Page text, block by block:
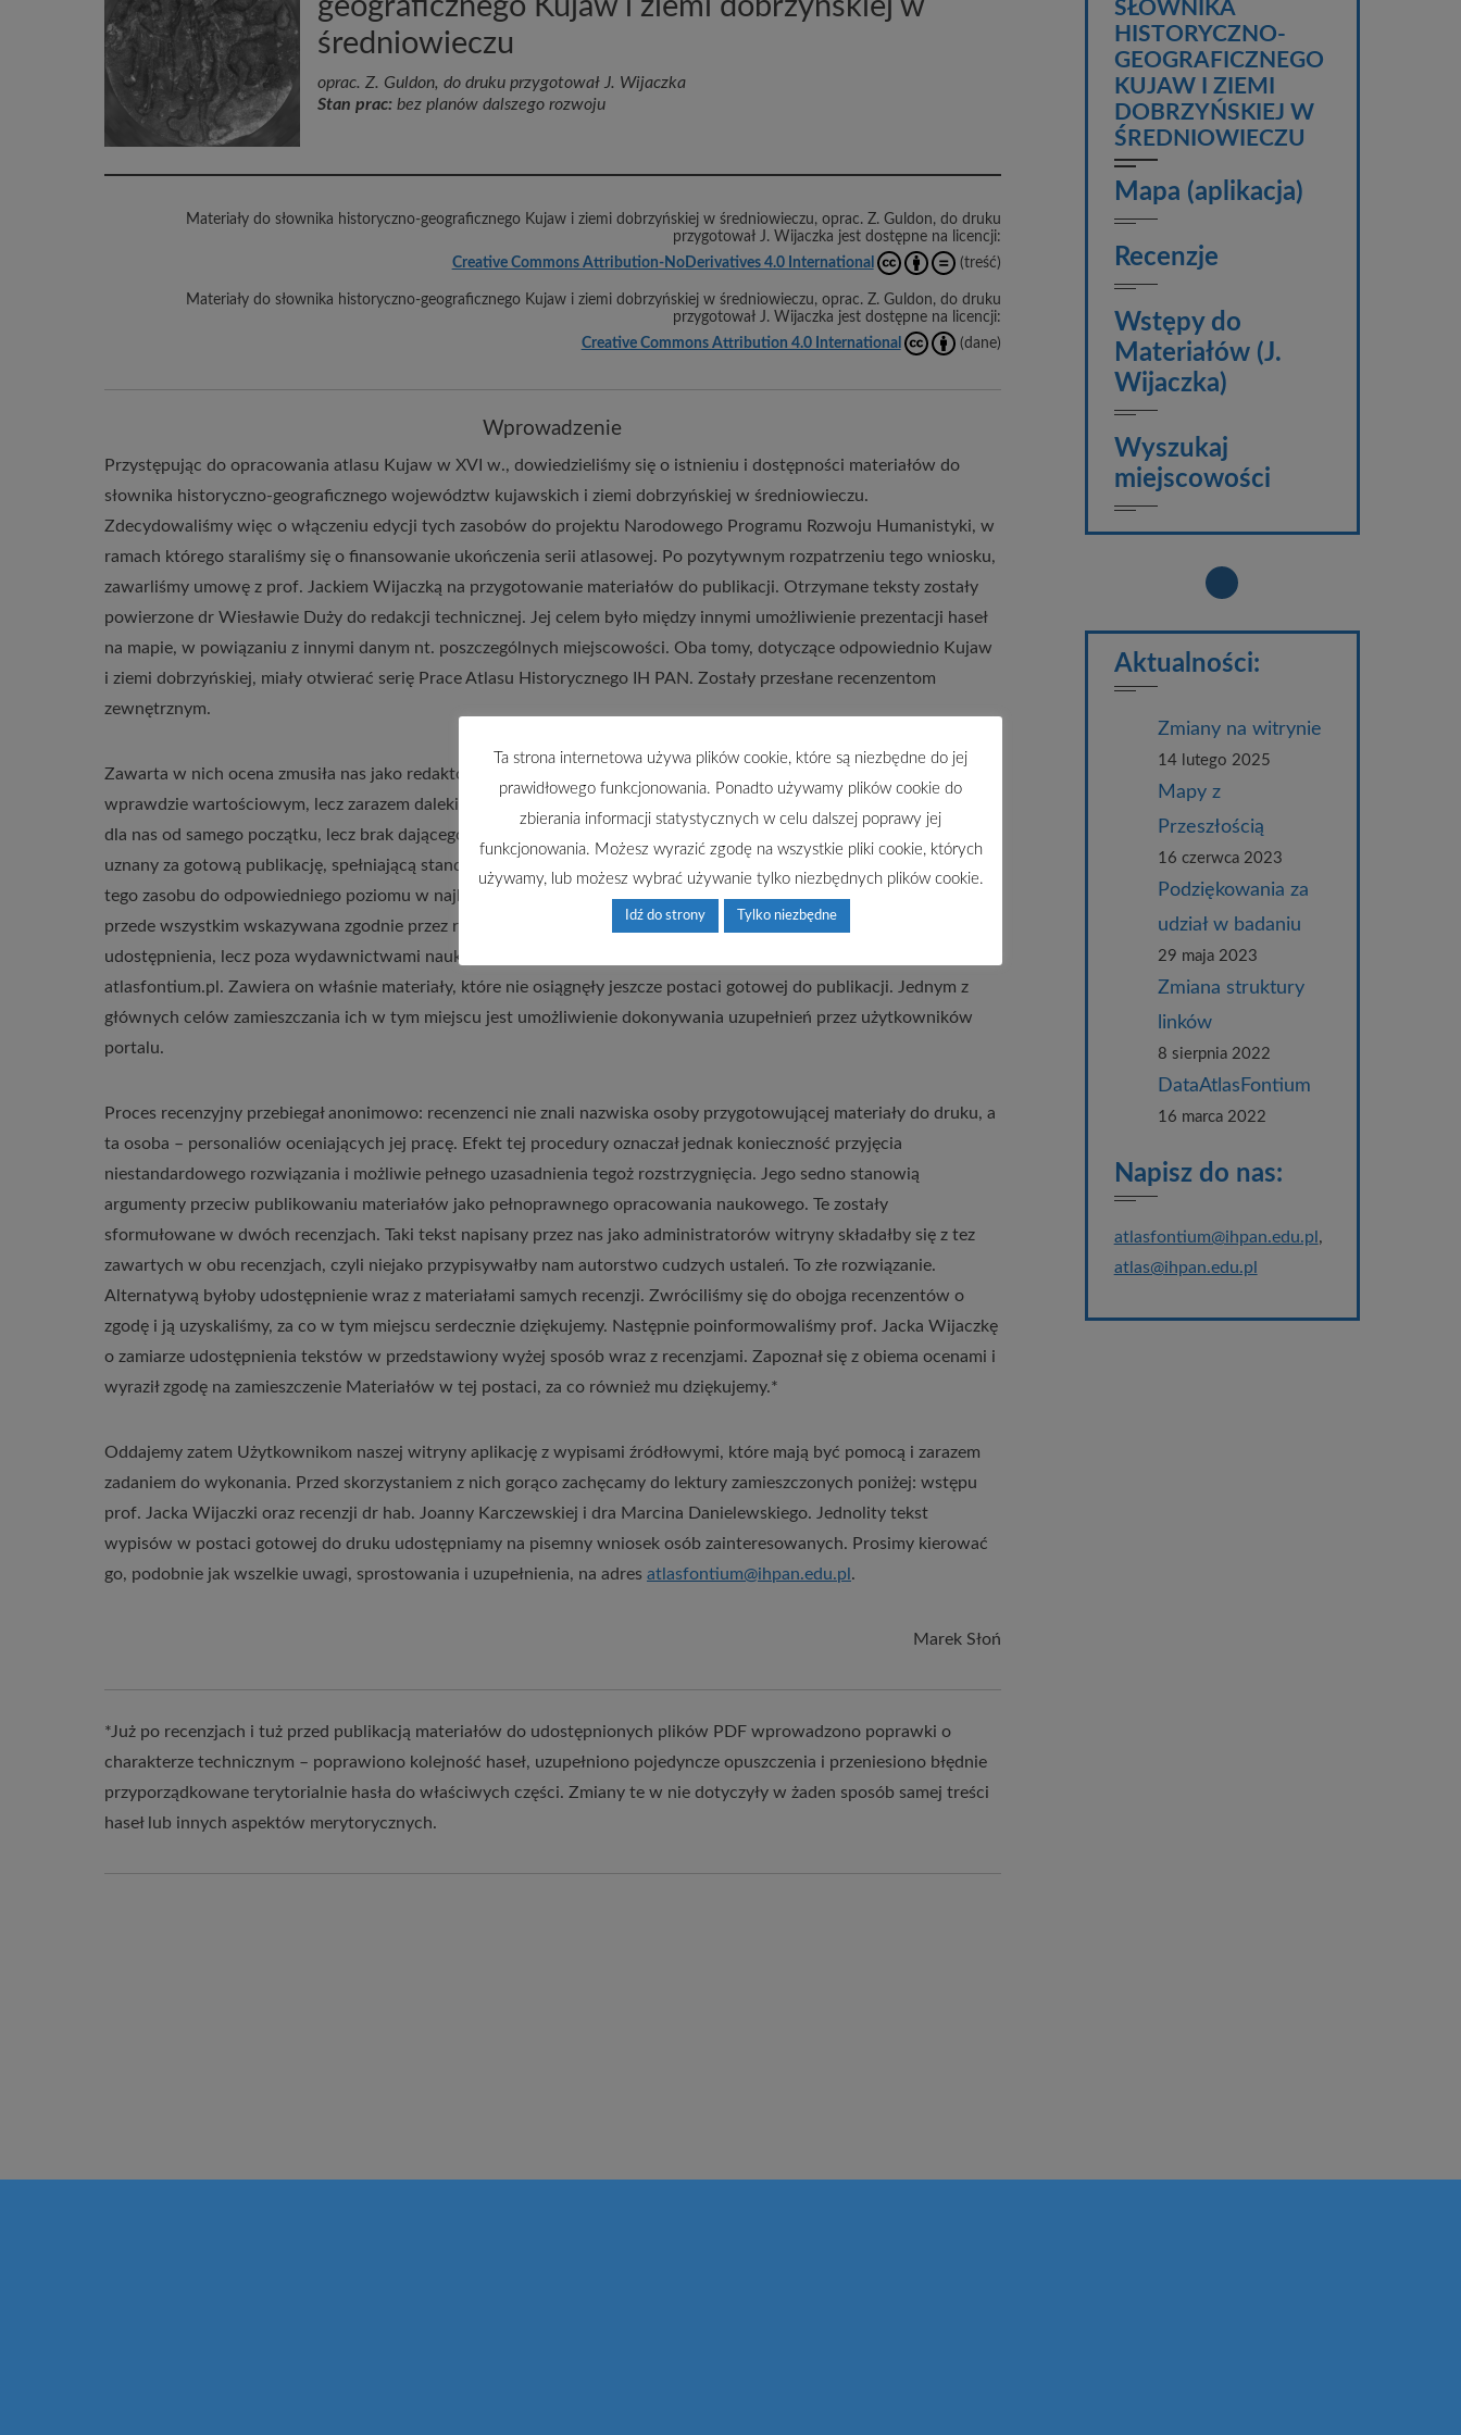
geograficznego Kujaw i ziemi dobrzyńskiej w
średniowieczu
oprac. Z. Guldon, do druku przygotował J. Wijaczka
Stan prac: bez planów dalszego rozwoju
Materiały do słownika historyczno-geograficznego Kujaw i ziemi dobrzyńskiej w średniowieczu, oprac. Z. Guldon, do druku
przygotował J. Wijaczka jest dostępne na licencji:
Creative Commons Attribution-NoDerivatives 4.0 International
(treść)
Materiały do słownika historyczno-geograficznego Kujaw i ziemi dobrzyńskiej w średniowieczu, oprac. Z. Guldon, do druku
przygotował J. Wijaczka jest dostępne na licencji:
Creative Commons Attribution 4.0 International
(dane)
Wprowadzenie
Przystępując do opracowania atlasu Kujaw w XVI w., dowiedzieliśmy się o istnieniu i dostępności materiałów do
słownika historyczno-geograficznego województw kujawskich i ziemi dobrzyńskiej w średniowieczu.
Zdecydowaliśmy więc o włączeniu edycji tych zasobów do projektu Narodowego Programu Rozwoju Humanistyki, w
ramach którego staraliśmy się o finansowanie ukończenia serii atlasowej. Po pozytywnym rozpatrzeniu tego wniosku,
zawarliśmy umowę z prof. Jackiem Wijaczką na przygotowanie materiałów do publikacji. Otrzymane teksty zostały
powierzone dr Wiesławie Duży do redakcji technicznej. Jej celem było między innymi umożliwienie prezentacji haseł
na mapie, w powiązaniu z innymi danym nt. poszczególnych miejscowości. Oba tomy, dotyczące odpowiednio Kujaw
i ziemi dobrzyńskiej, miały otwierać serię Prace Atlasu Historycznego IH PAN. Zostały przesłane recenzentom
zewnętrznym.
Zawarta w nich ocena zmusiła nas jako redaktorów serii do zmiany planów. Materiały okazały się być materiałem
wprawdzie wartościowym, lecz zarazem dalekim od ukończenia. Istotna była nie tyle ich niekompletność, oczywista
dla nas od samego początku, lecz brak dającego się opisać zasięgu kwerendy. Tekst w żadnym wypadku nie mógł być
uznany za gotową publikację, spełniającą standardy naukowe. Jednocześnie nie ma żadnych szans na doprowadzenie
tego zasobu do odpowiedniego poziomu w najbliższych latach. Zarówno zobowiązania zawarte w projekcie, jak
przede wszystkim wskazywana zgodnie przez recenzentów wartość tej pracy przemawiały za jakąś formą jej
udostępnienia, lecz poza wydawnictwami naukowymi. Taką możliwość otwiera dział „Prace w toku” na witrynie
atlasfontium.pl. Zawiera on właśnie materiały, które nie osiągnęły jeszcze postaci gotowej do publikacji. Jednym z
głównych celów zamieszczania ich w tym miejscu jest umożliwienie dokonywania uzupełnień przez użytkowników
portalu.
Proces recenzyjny przebiegał anonimowo: recenzenci nie znali nazwiska osoby przygotowującej materiały do druku, a
ta osoba – personaliów oceniających jej pracę. Efekt tej procedury oznaczał jednak konieczność przyjęcia
niestandardowego rozwiązania i możliwie pełnego uzasadnienia tegoż rozstrzygnięcia. Jego sedno stanowią
argumenty przeciw publikowaniu materiałów jako pełnoprawnego opracowania naukowego. Te zostały
sformułowane w dwóch recenzjach. Taki tekst napisany przez nas jako administratorów witryny składałby się z tez
zawartych w obu recenzjach, czyli niejako przypisywałby nam autorstwo cudzych ustaleń. To złe rozwiązanie.
Alternatywą byłoby udostępnienie wraz z materiałami samych recenzji. Zwróciliśmy się do obojga recenzentów o
zgodę i ją uzyskaliśmy, za co w tym miejscu serdecznie dziękujemy. Następnie poinformowaliśmy prof. Jacka Wijaczkę
o zamiarze udostępnienia tekstów w przedstawiony wyżej sposób wraz z recenzjami. Zapoznał się z obiema ocenami i
wyraził zgodę na zamieszczenie Materiałów w tej postaci, za co również mu dziękujemy.*
Oddajemy zatem Użytkownikom naszej witryny aplikację z wypisami źródłowymi, które mają być pomocą i zarazem
zadaniem do wykonania. Przed skorzystaniem z nich gorąco zachęcamy do lektury zamieszczonych poniżej: wstępu
prof. Jacka Wijaczki oraz recenzji dr hab. Joanny Karczewskiej i dra Marcina Danielewskiego. Jednolity tekst
wypisów w postaci gotowej do druku udostępniamy na pisemny wniosek osób zainteresowanych. Prosimy kierować
go, podobnie jak wszelkie uwagi, sprostowania i uzupełnienia, na adres atlasfontium@ihpan.edu.pl .
Marek Słoń
*Już po recenzjach i tuż przed publikacją materiałów do udostępnionych plików PDF wprowadzono poprawki o
charakterze technicznym – poprawiono kolejność haseł, uzupełniono pojedyncze opuszczenia i przeniesiono błędnie
przyporządkowane terytorialnie hasła do właściwych części. Zmiany te w nie dotyczyły w żaden sposób samej treści
haseł lub innych aspektów merytorycznych.
SŁOWNIKA
HISTORYCZNO-
GEOGRAFICZNEGO
KUJAW I ZIEMI
DOBRZYŃSKIEJ W
ŚREDNIOWIECZU
Mapa (aplikacja)
Recenzje
Wstępy do
Materiałów (J.
Wijaczka)
Wyszukaj
miejscowości
Aktualności:
Zmiany na witrynie
14 lutego 2025
Mapy z
Przeszłością
16 czerwca 2023
Podziękowania za
udział w badaniu
29 maja 2023
Zmiana struktury
linków
8 sierpnia 2022
DataAtlasFontium
16 marca 2022
Napisz do nas:
atlasfontium@ihpan.edu.pl ,
atlas@ihpan.edu.pl
Ta strona internetowa używa plików cookie, które są niezbędne do jej
prawidłowego funkcjonowania. Ponadto używamy plików cookie do
zbierania informacji statystycznych w celu dalszej poprawy jej
funkcjonowania. Możesz wyrazić zgodę na wszystkie pliki cookie, których
używamy, lub możesz wybrać używanie tylko niezbędnych plików cookie.
Idź do strony Tylko niezbędne